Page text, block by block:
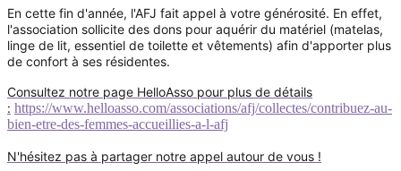
En cette fin d'année, l'AFJ fait appel à votre générosité. En effet,
l'association sollicite des dons pour aquérir du matériel (matelas,
linge de lit, essentiel de toilette et vêtements) afin d'apporter plus
de confort à ses résidentes.
Consultez notre page HelloAsso pour plus de détails
: https://www.helloasso.com/associations/afj/collectes/contribuez-au-
bien-etre-des-femmes-accueillies-a-l-afj
N'hésitez pas à partager notre appel autour de vous !